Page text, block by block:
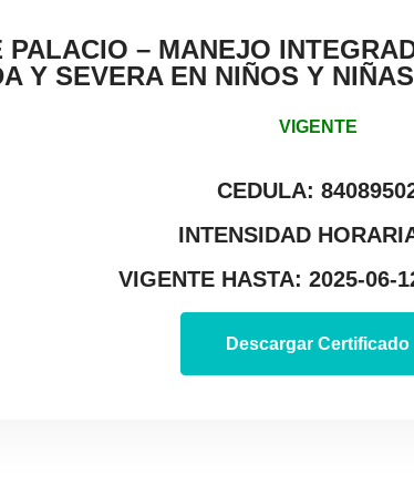
PALACIO – MANEJO
Y SEVERA EN NIÑOS Y
VIGENTE
CEDULA:
INTENSIDAD
VIGENTE HASTA: 2025-06-
Descargar Certificado